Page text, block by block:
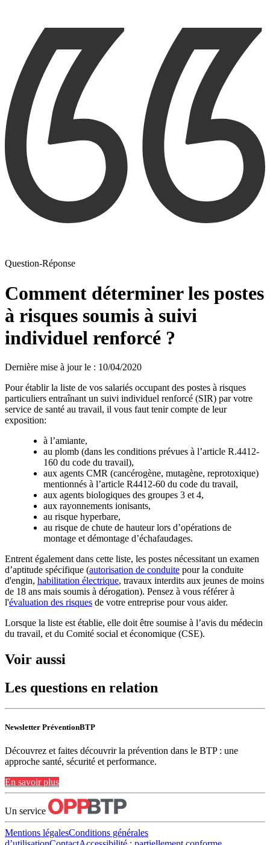
Question-Réponse
Comment déterminer les postes
à risques soumis à suivi
individuel renforcé ?
Dernière mise à jour le : 10/04/2020
Pour établir la liste de vos salariés occupant des postes à risques
particuliers entraînant un suivi individuel renforcé (SIR) par votre
service de santé au travail, il vous faut tenir compte de leur
exposition:
à l’amiante,
au plomb (dans les conditions prévues à l’article R.4412-
160 du code du travail),
aux agents CMR (cancérogène, mutagène, reprotoxique)
mentionnés à l’article R4412-60 du code du travail,
aux agents biologiques des groupes 3 et 4,
aux rayonnements ionisants,
au risque hyperbare,
au risque de chute de hauteur lors d’opérations de
montage et démontage d’échafaudages.
Entrent également dans cette liste, les postes nécessitant un examen
d’aptitude spécifique (autorisation de conduite pour la conduite
d'engin, habilitation électrique, travaux interdits aux jeunes de moins
de 18 ans mais soumis à dérogation). Pensez à vous référer à
l'évaluation des risques de votre entreprise pour vous aider.
Lorsque la liste est établie, elle doit être soumise à l’avis du médecin
du travail, et du Comité social et économique (CSE).
Voir aussi
Les questions en relation
Newsletter PréventionBTP
Découvrez et faites découvrir la prévention dans le BTP : une
approche santé, sécurité et performance.
En savoir plus
Un service
Mentions légalesConditions générales